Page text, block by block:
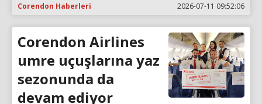
Corendon Haberleri 2026-07-11 09:52:06
Corendon Airlines
umre uçuşlarına yaz
sezonunda da
devam ediyor